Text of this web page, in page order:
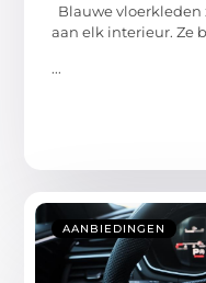
Blauwe
aan elk interieur. Ze
...
AANBIEDINGEN